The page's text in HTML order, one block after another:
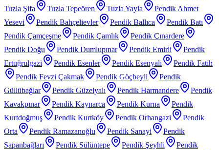
Tuzla Şifa
Tuzla Tepeören Tuzla Yayla
Pendik Ahmet
Yesevi
Pendik Bahçelievler Pendik Ballıca
Pendik Batı
Pendik Çamçeşme
Pendik Çamlık
Pendik Çınardere
Pendik Doğu
Pendik Dumlupınar Pendik Emirli
Pendik
Ertuğrulgazi
Pendik Esenler Pendik Esenyalı
Pendik Fatih
Pendik Fevzi Çakmak
Pendik Göçbeyli
Pendik
Güllübağlar
Pendik Güzelyalı Pendik Harmandere
Pendik
Kavakpınar
Pendik Kaynarca Pendik Kurna
Pendik
Kurtdoğmuş
Pendik Kurtköy Pendik Orhangazi
Pendik
Orta
Pendik Ramazanoğlu Pendik Sanayi
Pendik
Sapanbağları
Pendik Sülüntepe Pendik Şeyhli
Pendik